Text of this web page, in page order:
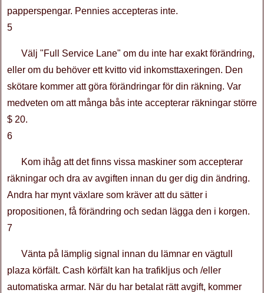
papperspengar. Pennies accepteras inte.
5
Välj "Full Service Lane" om du inte har exakt förändring,
eller om du behöver ett kvitto vid inkomsttaxeringen. Den
skötare kommer att göra förändringar för din räkning. Var
medveten om att många bås inte accepterar räkningar större
$ 20.
6
Kom ihåg att det finns vissa maskiner som accepterar
räkningar och dra av avgiften innan du ger dig din ändring.
Andra har mynt växlare som kräver att du sätter i
propositionen, få förändring och sedan lägga den i korgen.
7
Vänta på lämplig signal innan du lämnar en vägtull
plaza körfält. Cash körfält kan ha trafikljus och /eller
automatiska armar. När du har betalat rätt avgift, kommer